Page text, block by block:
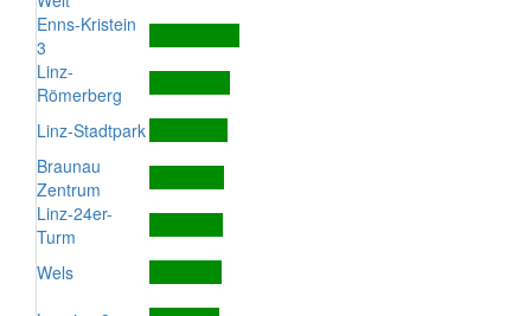
Enns-Kristein
3
Linz-
Römerberg
Linz-Stadtpark
Braunau
Zentrum
Linz-24er-
Turm
Wels